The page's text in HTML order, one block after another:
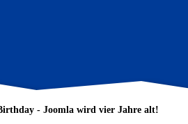
- Joomla wird vier Jahre alt!